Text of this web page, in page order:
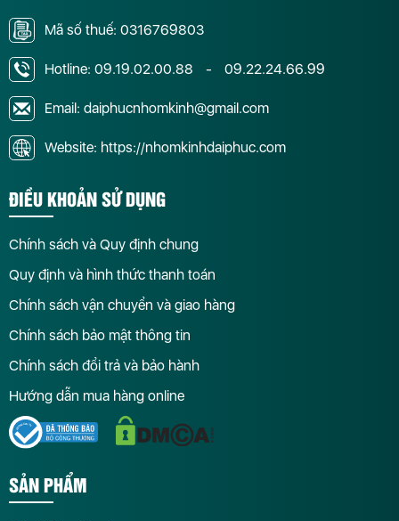
Mã số thuế: 0316769803
Hotline: 09.19.02.00.88 - 09.22.24.66.99
Email: daiphucnhomkinh@gmail.com
Website: https://nhomkinhdaiphuc.com
ĐIỀU KHOẢN SỬ DỤNG
Chính sách và Quy định chung
Quy định và hình thức thanh toán
Chính sách vận chuyển và giao hàng
Chính sách bảo mật thông tin
Chính sách đổi trả và bảo hành
Hướng dẫn mua hàng online
SẢN PHẨM